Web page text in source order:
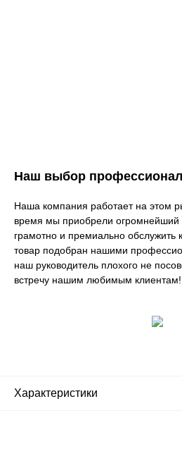
Наш выбор
Наша компания работает на этом
время мы приобрели огромнейший
грамотно и премиально обслужить
товар подобран нашими
наш руководитель плохого не
встречу нашим любимым
Характеристики